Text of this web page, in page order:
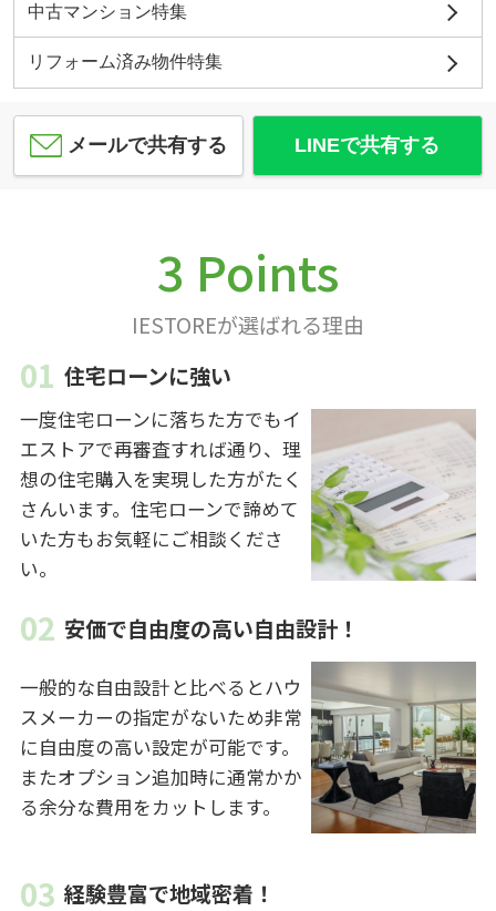
中古マンション特集
リフォーム済み物件特集
メールで共有する LINEで共有する
3 Points
IESTOREが選ばれる理由
住宅ローンに強い
一度住宅ローンに落ちた方でもイ
エストアで再審査すれば通り、理
想の住宅購入を実現した方がたく
さんいます。住宅ローンで諦めて
いた方もお気軽にご相談くださ
い。
安価で自由度の高い自由設計！
一般的な自由設計と比べるとハウ
スメーカーの指定がないため非常
に自由度の高い設定が可能です。
またオプション追加時に通常かか
る余分な費用をカットします。
経験豊富で地域密着！